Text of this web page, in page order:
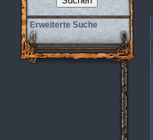
Erweiterte Suche